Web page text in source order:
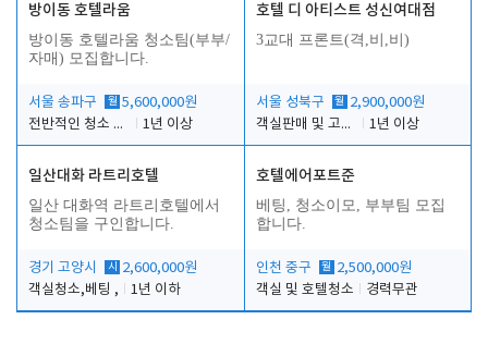
방이동 호텔라움
방이동 호텔라움 청소팀(부부/
자매) 모집합니다.
서울 송파구 월 5,600,000원
전반적인 청소 업무(객실청소.객실정리)
1년 이상
호텔 디 아티스트 성신여대점
3교대 프론트(격,비,비)
서울 성북구 월 2,900,000원
객실판매 및 고객응대
1년 이상
일산대화 라트리호텔
일산 대화역 라트리호텔에서
청소팀을 구인합니다.
경기 고양시 시
2,600,000원
객실청소,베팅 ,
1년 이하
호텔에어포트준
베팅, 청소이모, 부부팀 모집
합니다.
인천 중구 월 2,500,000원
객실 및 호텔청소
경력무관